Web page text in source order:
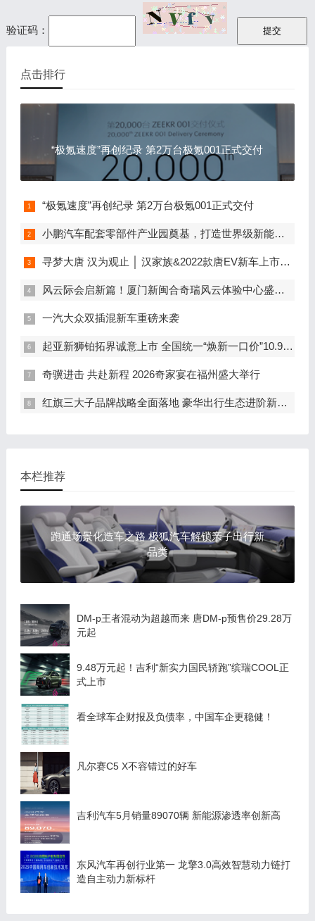
验证码：
点击排行
“极氪速度”再创纪录 第2万台极氪001正式交付
“极氪速度”再创纪录 第2万台极氪001正式交付
小鹏汽车配套零部件产业园奠基，打造世界级新能源智能汽车集群
寻梦大唐 汉为观止 │ 汉家族&2022款唐EV新车上市发布会，敬请期待！
风云际会启新篇！厦门新闽合奇瑞风云体验中心盛大开业
一汽大众双插混新车重磅来袭
起亚新狮铂拓界诚意上市 全国统一“焕新一口价”10.99万元起
奇骥进击 共赴新程 2026奇家宴在福州盛大举行
红旗三大子品牌战略全面落地 豪华出行生态进阶新篇章
本栏推荐
跑通场景化造车之路 极狐汽车解锁亲子出行新
品类
DM-p王者混动为超越而来 唐DM-p预售价29.28万
元起
9.48万元起！吉利“新实力国民轿跑”缤瑞COOL正
式上市
看全球车企财报及负债率，中国车企更稳健！
凡尔赛C5 X不容错过的好车
吉利汽车5月销量89070辆 新能源渗透率创新高
东风汽车再创行业第一 龙擎3.0高效智慧动力链打
造自主动力新标杆